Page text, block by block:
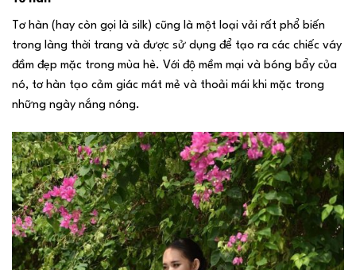
Tơ hàn (hay còn gọi là silk) cũng là một loại vải rất phổ biến
trong làng thời trang và được sử dụng để tạo ra các chiếc váy
đầm đẹp mặc trong mùa hè. Với độ mềm mại và bóng bẩy của
nó, tơ hàn tạo cảm giác mát mẻ và thoải mái khi mặc trong
những ngày nắng nóng.